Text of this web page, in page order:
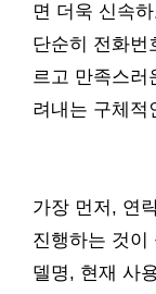
면 더욱 신속
단순히 전화번
르고 만족스러
려내는 구체적
가장 먼저, 연
진행하는 것이
델명, 현재 사